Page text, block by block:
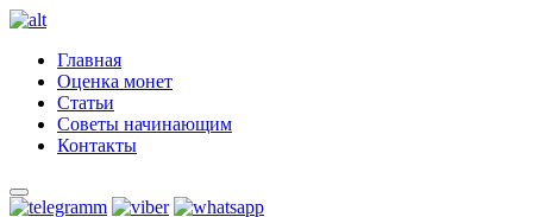
Главная
Оценка монет
Статьи
Советы начинающим
Контакты